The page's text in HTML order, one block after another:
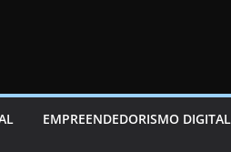
EMPREENDEDORISMO DIGITAL